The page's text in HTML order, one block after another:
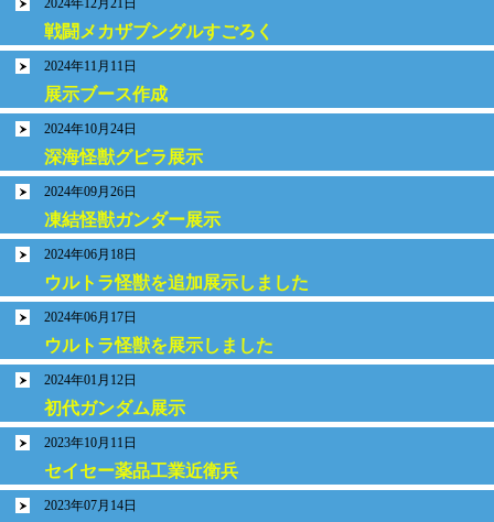
戦闘メカザブングルすごろく
2024年11月11日
展示ブース作成
2024年10月24日
深海怪獣グビラ展示
2024年09月26日
凍結怪獣ガンダー展示
2024年06月18日
ウルトラ怪獣を追加展示しました
2024年06月17日
ウルトラ怪獣を展示しました
2024年01月12日
初代ガンダム展示
2023年10月11日
セイセー薬品工業近衛兵
2023年07月14日